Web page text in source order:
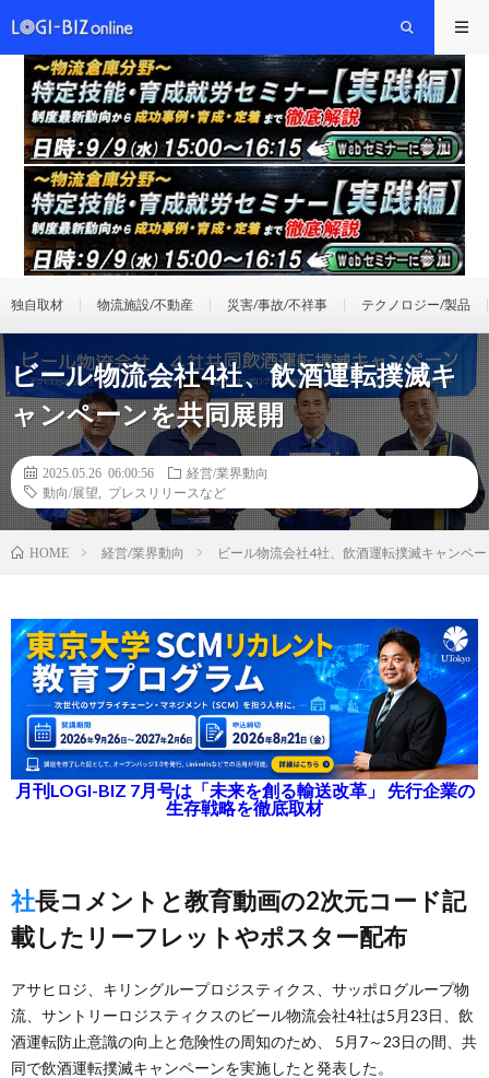
独自取材 物流施設/不動産 災害/事故/不祥事 テクノロジー/製品
ビール物流会社4社、飲酒運転撲滅キ
ャンペーンを共同展開
2025.05.26 06:00:56
経営/業界動向
動向/展望
プレスリリースなど
HOME 経営/業界動向 ビール物流会社4社、飲酒運転撲滅キャンペ
月刊LOGI-BIZ 7月号は「未来を創る輸送改革」 先行企業の
生存戦略を徹底取材
社長コメントと教育動画の2次元コード記
載したリーフレットやポスター配布
アサヒロジ、キリングループロジスティクス、サッポログループ物
流、サントリーロジスティクスのビール物流会社4社は5月23日、飲
酒運転防止意識の向上と危険性の周知のため、 5月7～23日の間、共
同で飲酒運転撲滅キャンペーンを実施したと発表した。